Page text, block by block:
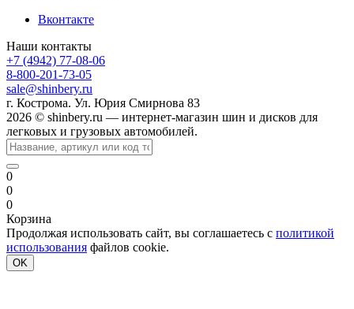
Вконтакте
Наши контакты
+7 (4942) 77-08-06
8-800-201-73-05
sale@shinbery.ru
г. Кострома. Ул. Юрия Смирнова 83
2026 © shinbery.ru — интернет-магазин шин и дисков для
легковых и грузовых автомобилей.
0
0
0
Корзина
Продолжая использовать сайт, вы соглашаетесь с политикой
использования файлов cookie.
OK